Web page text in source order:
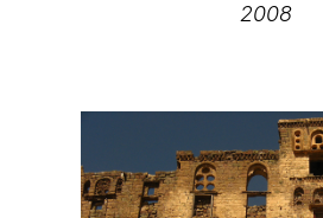
2008